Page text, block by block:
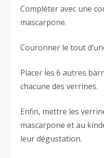
Compléter avec une
mascarpone.
Couronner le tout
Placer les 6 autres
chacune des verrines.
Enfin, mettre les
mascarpone et au
leur dégustation.